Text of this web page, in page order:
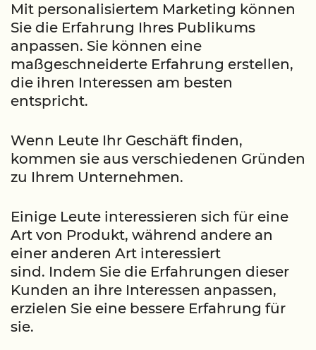
Mit personalisiertem Marketing können
Sie die Erfahrung Ihres Publikums
anpassen. Sie können eine
maßgeschneiderte Erfahrung erstellen,
die ihren Interessen am besten
entspricht.
Wenn Leute Ihr Geschäft finden,
kommen sie aus verschiedenen Gründen
zu Ihrem Unternehmen.
Einige Leute interessieren sich für eine
Art von Produkt, während andere an
einer anderen Art interessiert
sind. Indem Sie die Erfahrungen dieser
Kunden an ihre Interessen anpassen,
erzielen Sie eine bessere Erfahrung für
sie.